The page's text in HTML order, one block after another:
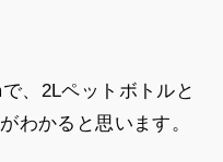
、2Lペットボトルと
わかると思います。